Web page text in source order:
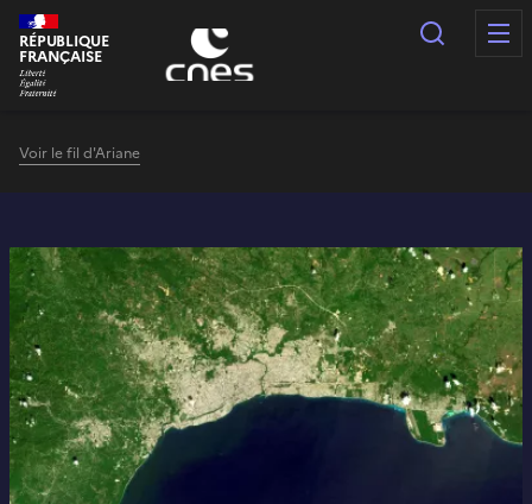
Panneau de gestion des cookies
RÉPUBLIQUE
FRANÇAISE
Voir le fil d'Ariane